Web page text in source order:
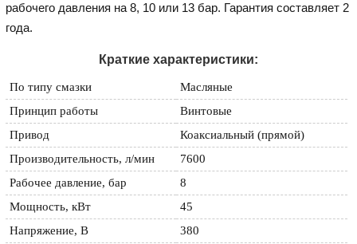
рабочего давления на 8, 10 или 13 бар. Гарантия составляет 2
года.
Краткие характеристики:
По типу смазки
Масляные
Принцип работы
Винтовые
Привод
Коаксиальный (прямой)
Производительность, л/мин
7600
Рабочее давление, бар
8
Мощность, кВт
45
Напряжение, В
380